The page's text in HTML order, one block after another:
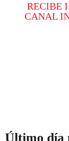
RECIBE
CANAL
Último día